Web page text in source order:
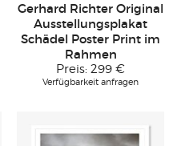
Gerhard Richter Original
Ausstellungsplakat
Schädel Poster Print im
Rahmen
Preis: 299 €
Verfügbarkeit anfragen